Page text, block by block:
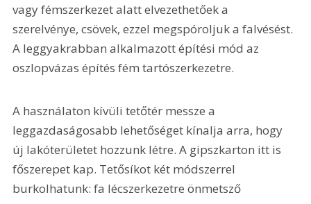
vagy fémszerkezet alatt elvezethetőek a
szerelvénye, csövek, ezzel megspóroljuk a falvésést.
A leggyakrabban alkalmazott építési mód az
oszlopvázas építés fém tartószerkezetre.
A használaton kívüli tetőtér messze a
leggazdaságosabb lehetőséget kínalja arra, hogy
új lakóterületet hozzunk létre. A gipszkarton itt is
főszerepet kap. Tetősíkot két módszerrel
burkolhatunk: fa lécszerkezetre önmetsző